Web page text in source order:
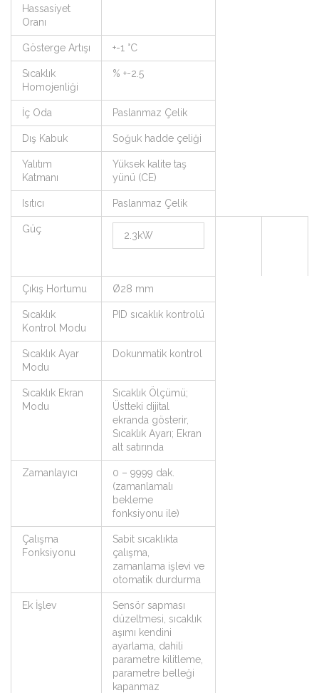
Hassasiyet
Oranı
Gösterge Artışı +-1 °C
Sıcaklık
Homojenliği
% +-2.5
İç Oda Paslanmaz Çelik
Dış Kabuk Soğuk hadde çeliği
Yalıtım
Katmanı
Yüksek kalite taş
yünü (CE)
Isıtıcı Paslanmaz Çelik
Güç
2.3kW
Çıkış Hortumu Ø28 mm
Sıcaklık
Kontrol Modu
PID sıcaklık kontrolü
Sıcaklık Ayar
Modu
Dokunmatik kontrol
Sıcaklık Ekran
Modu
Sıcaklık Ölçümü;
Üstteki dijital
ekranda gösterir,
Sıcaklık Ayarı; Ekran
alt satırında
Zamanlayıcı
0 – 9999 dak.
(zamanlamalı
bekleme
fonksiyonu ile)
Çalışma
Fonksiyonu
Sabit sıcaklıkta
çalışma,
zamanlama işlevi ve
otomatik durdurma
Ek İşlev
Sensör sapması
düzeltmesi, sıcaklık
aşımı kendini
ayarlama, dahili
parametre kilitleme,
parametre belleği
kapanmaz